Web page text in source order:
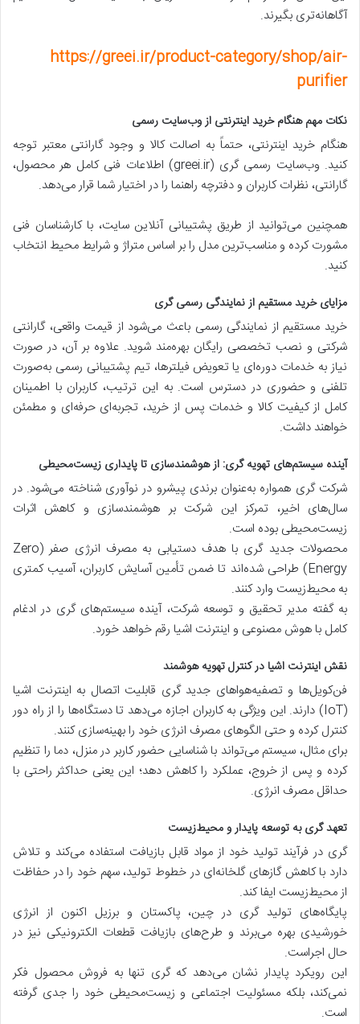
آگاهانه‌تری بگیرند.
https://greei.ir/product-category/shop/air-
purifier
نکات مهم هنگام خرید اینترنتی از وب‌سایت رسمی
هنگام خرید اینترنتی، حتماً به اصالت کالا و وجود گارانتی معتبر توجه
کنید. وب‌سایت رسمی گری (greei.ir) اطلاعات فنی کامل هر محصول،
گارانتی، نظرات کاربران و دفترچه راهنما را در اختیار شما قرار می‌دهد.
همچنین می‌توانید از طریق پشتیبانی آنلاین سایت، با کارشناسان فنی
مشورت کرده و مناسب‌ترین مدل را بر اساس متراژ و شرایط محیط انتخاب
کنید.
مزایای خرید مستقیم از نمایندگی رسمی گری
خرید مستقیم از نمایندگی رسمی باعث می‌شود از قیمت واقعی، گارانتی
شرکتی و نصب تخصصی رایگان بهره‌مند شوید. علاوه بر آن، در صورت
نیاز به خدمات دوره‌ای یا تعویض فیلترها، تیم پشتیبانی رسمی به‌صورت
تلفنی و حضوری در دسترس است. به این ترتیب، کاربران با اطمینان
کامل از کیفیت کالا و خدمات پس از خرید، تجربه‌ای حرفه‌ای و مطمئن
خواهند داشت.
آینده سیستم‌های تهویه گری: از هوشمندسازی تا پایداری زیست‌محیطی
شرکت گری همواره به‌عنوان برندی پیشرو در نوآوری شناخته می‌شود. در
سال‌های اخیر، تمرکز این شرکت بر هوشمندسازی و کاهش اثرات
زیست‌محیطی بوده است.
محصولات جدید گری با هدف دستیابی به مصرف انرژی صفر (Zero
Energy) طراحی شده‌اند تا ضمن تأمین آسایش کاربران، آسیب کمتری
به محیط‌زیست وارد کنند.
به گفته مدیر تحقیق و توسعه شرکت، آینده سیستم‌های گری در ادغام
کامل با هوش مصنوعی و اینترنت اشیا رقم خواهد خورد.
نقش اینترنت اشیا در کنترل تهویه هوشمند
فن‌کویل‌ها و تصفیه‌هواهای جدید گری قابلیت اتصال به اینترنت اشیا
(IoT) دارند. این ویژگی به کاربران اجازه می‌دهد تا دستگاه‌ها را از راه دور
کنترل کرده و حتی الگوهای مصرف انرژی خود را بهینه‌سازی کنند.
برای مثال، سیستم می‌تواند با شناسایی حضور کاربر در منزل، دما را تنظیم
کرده و پس از خروج، عملکرد را کاهش دهد؛ این یعنی حداکثر راحتی با
حداقل مصرف انرژی.
تعهد گری به توسعه پایدار و محیط‌زیست
گری در فرآیند تولید خود از مواد قابل بازیافت استفاده می‌کند و تلاش
دارد با کاهش گازهای گلخانه‌ای در خطوط تولید، سهم خود را در حفاظت
از محیط‌زیست ایفا کند.
پایگاه‌های تولید گری در چین، پاکستان و برزیل اکنون از انرژی
خورشیدی بهره می‌برند و طرح‌های بازیافت قطعات الکترونیکی نیز در
حال اجراست.
این رویکرد پایدار نشان می‌دهد که گری تنها به فروش محصول فکر
نمی‌کند، بلکه مسئولیت اجتماعی و زیست‌محیطی خود را جدی گرفته
است.